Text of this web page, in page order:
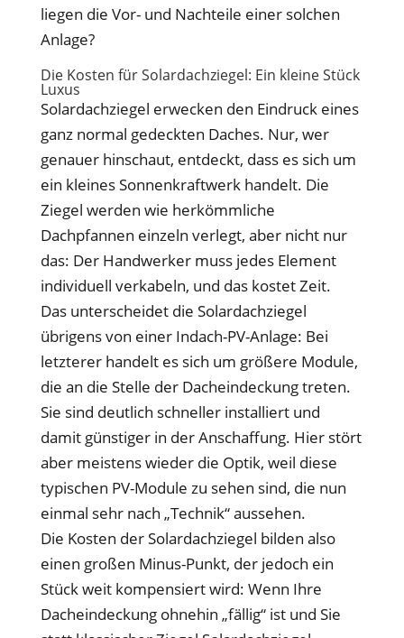
liegen die Vor- und Nachteile einer solchen
Anlage?
Die Kosten für Solardachziegel: Ein kleine Stück
Luxus
Solardachziegel erwecken den Eindruck eines
ganz normal gedeckten Daches. Nur, wer
genauer hinschaut, entdeckt, dass es sich um
ein kleines Sonnenkraftwerk handelt. Die
Ziegel werden wie herkömmliche
Dachpfannen einzeln verlegt, aber nicht nur
das: Der Handwerker muss jedes Element
individuell verkabeln, und das kostet Zeit.
Das unterscheidet die Solardachziegel
übrigens von einer Indach-PV-Anlage: Bei
letzterer handelt es sich um größere Module,
die an die Stelle der Dacheindeckung treten.
Sie sind deutlich schneller installiert und
damit günstiger in der Anschaffung. Hier stört
aber meistens wieder die Optik, weil diese
typischen PV-Module zu sehen sind, die nun
einmal sehr nach „Technik“ aussehen.
Die Kosten der Solardachziegel bilden also
einen großen Minus-Punkt, der jedoch ein
Stück weit kompensiert wird: Wenn Ihre
Dacheindeckung ohnehin „fällig“ ist und Sie